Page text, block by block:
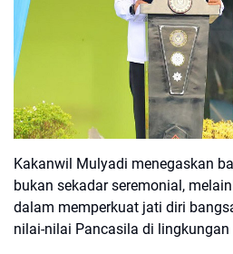
Kakanwil Mulyadi menegaskan
bukan sekadar seremonial,
dalam memperkuat jati diri
nilai-nilai Pancasila di